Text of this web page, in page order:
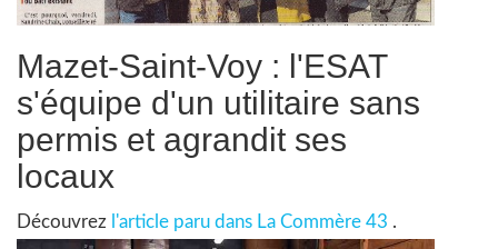
Mazet-Saint-Voy : l'ESAT
s'équipe d'un utilitaire sans
permis et agrandit ses
locaux
Découvrez l'article paru dans La Commère 43 .